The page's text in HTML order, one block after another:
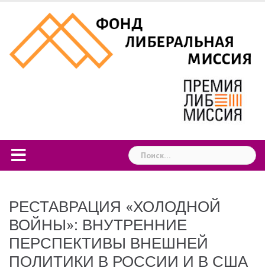
content
Найти:
РЕСТАВРАЦИЯ «ХОЛОДНОЙ
ВОЙНЫ»: ВНУТРЕННИЕ
ПЕРСПЕКТИВЫ ВНЕШНЕЙ
ПОЛИТИКИ В РОССИИ И В США